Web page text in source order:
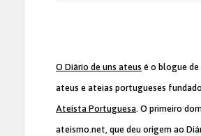
O Diário de uns ateus é o blogue de
ateus e ateias portugueses
Ateísta Portuguesa. O primeiro
ateismo.net, que deu origem ao